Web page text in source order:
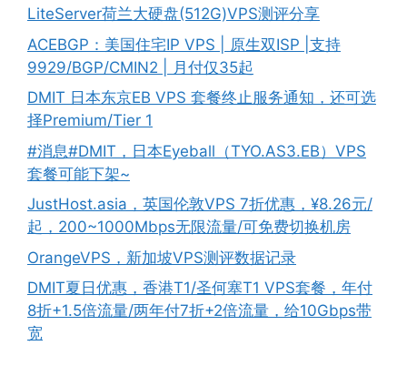
LiteServer荷兰大硬盘(512G)VPS测评分享
ACEBGP：美国住宅IP VPS | 原生双ISP |支持
9929/BGP/CMIN2 | 月付仅35起
DMIT 日本东京EB VPS 套餐终止服务通知，还可选
择Premium/Tier 1
#消息#DMIT，日本Eyeball（TYO.AS3.EB）VPS
套餐可能下架~
JustHost.asia，英国伦敦VPS 7折优惠，¥8.26元/
起，200~1000Mbps无限流量/可免费切换机房
OrangeVPS，新加坡VPS测评数据记录
DMIT夏日优惠，香港T1/圣何塞T1 VPS套餐，年付
8折+1.5倍流量/两年付7折+2倍流量，给10Gbps带
宽